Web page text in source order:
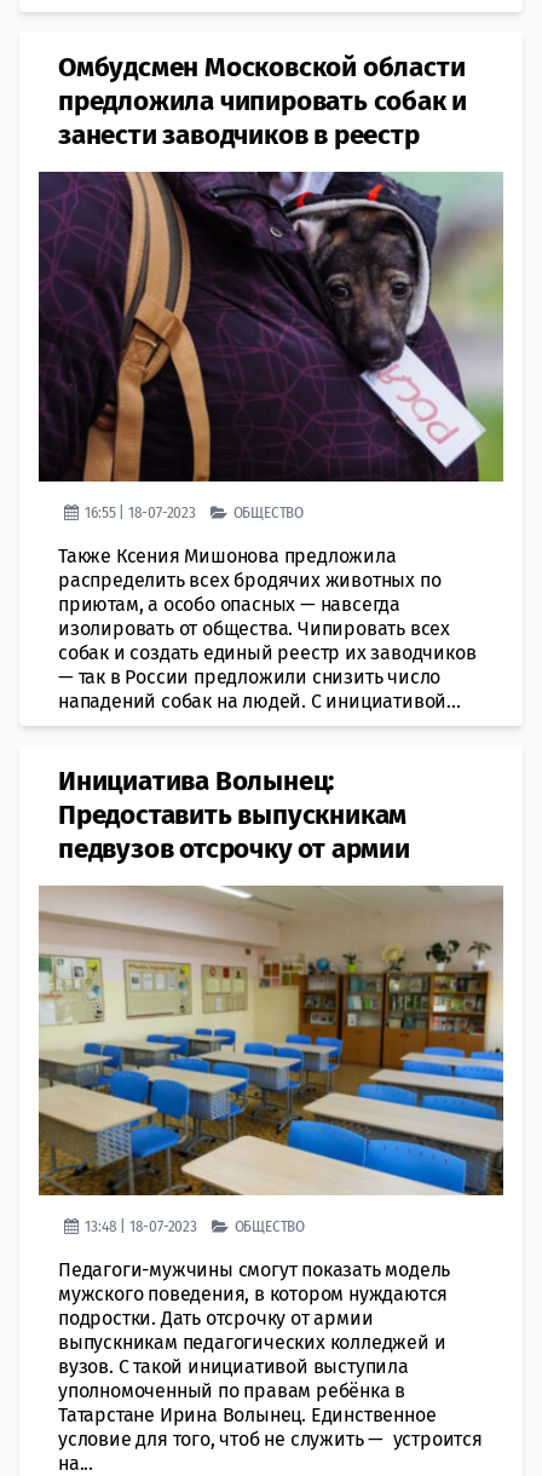
Омбудсмен Московской области
предложила чипировать собак и
занести заводчиков в реестр
16:55 | 18-07-2023 ОБЩЕСТВО
Также Ксения Мишонова предложила
распределить всех бродячих животных по
приютам, а особо опасных — навсегда
изолировать от общества. Чипировать всех
собак и создать единый реестр их заводчиков
— так в России предложили снизить число
нападений собак на людей. С инициативой...
Инициатива Волынец:
Предоставить выпускникам
педвузов отсрочку от армии
13:48 | 18-07-2023 ОБЩЕСТВО
Педагоги-мужчины смогут показать модель
мужского поведения, в котором нуждаются
подростки. Дать отсрочку от армии
выпускникам педагогических колледжей и
вузов. С такой инициативой выступила
уполномоченный по правам ребёнка в
Татарстане Ирина Волынец. Единственное
условие для того, чтоб не служить — устроится
на...